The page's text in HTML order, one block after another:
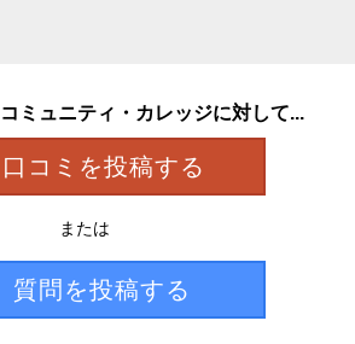
ミュニティ・カレッジに対して...
口コミを投稿する
または
質問を投稿する